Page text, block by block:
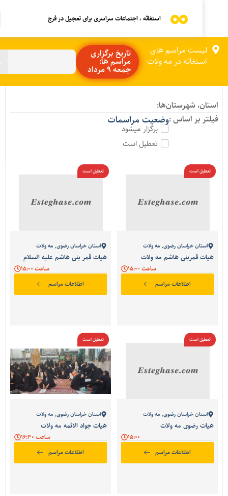
استغاثه ، اجتماعات سراسری برای تعجیل در فرج
لیست مراسم های
استغاثه در مه ولات
تاریخ برگزاری
مراسم ها:
جمعه 9 مرداد
شهرستان‌ها:
بر اساس :وضعیت مراسمات
برگزار میشود
تعطیل است
تعطیل است
استان خراسان رضوی,مه ولات
هیات قمربنی هاشم مه ولات
ساعت 15:00
اطلاعات مراسم
تعطیل است
استان خراسان رضوی,مه ولات
هیات قمر بنی هاشم علیه السلام
ساعت 15:00
اطلاعات مراسم
تعطیل است
استان خراسان رضوی,مه ولات
هیات رضوی مه ولات
اطلاعات مراسم
تعطیل است
استان خراسان رضوی,مه ولات
هیات جواد الائمه مه ولات
ساعت 16:30
اطلاعات مراسم